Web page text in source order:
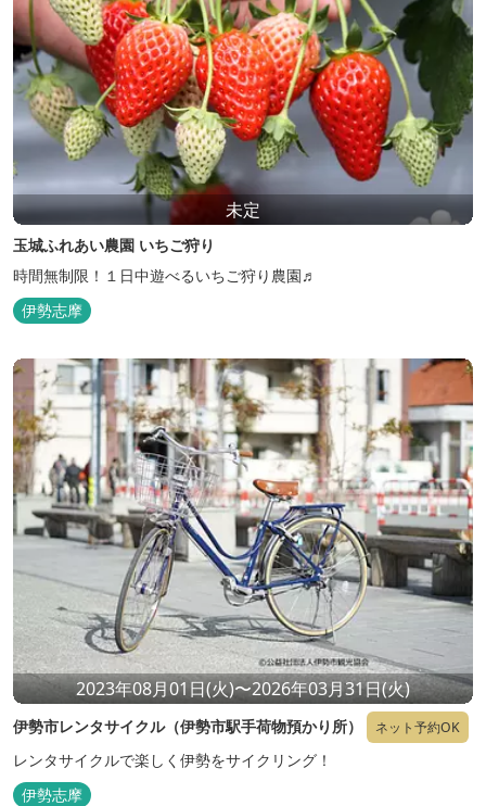
未定
玉城ふれあい農園 いちご狩り
時間無制限！１日中遊べるいちご狩り農園♬
伊勢志摩
2023年08月01日(火)〜2026年03月31日(火)
伊勢市レンタサイクル（伊勢市駅手荷物預かり所） ネット予約OK
レンタサイクルで楽しく伊勢をサイクリング！
伊勢志摩